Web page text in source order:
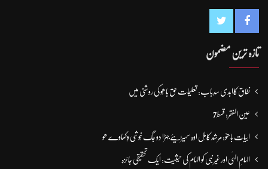
تازہ ترین مضمون
نفاق کاابدی سدِباب: تعلیمات حق باھُو کی روشنی میں
عین الفقر: قسط7
ابیات باھوؒ: مُرشد کامِل اوہ سہیڑیئے جہڑا دو جگ خُوشی وِکھاوے ھو
الہامِ الہٰی اور غیر نبی کو الہام کی حیثیت: ایک تحقیقی جائزہ